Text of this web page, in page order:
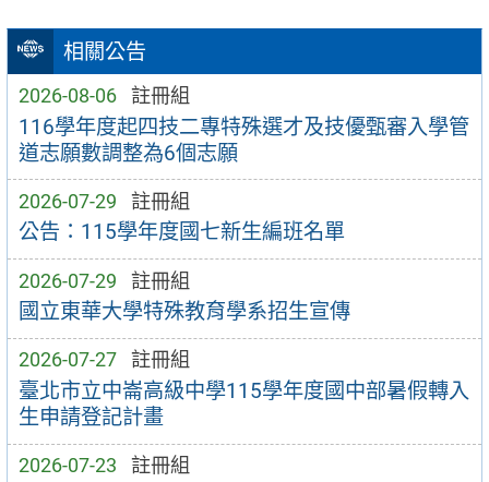
相關公告
2026-08-06 註冊組
116學年度起四技二專特殊選才及技優甄審入學管
道志願數調整為6個志願
2026-07-29 註冊組
公告：115學年度國七新生編班名單
2026-07-29 註冊組
國立東華大學特殊教育學系招生宣傳
2026-07-27 註冊組
臺北市立中崙高級中學115學年度國中部暑假轉入
生申請登記計畫
2026-07-23 註冊組